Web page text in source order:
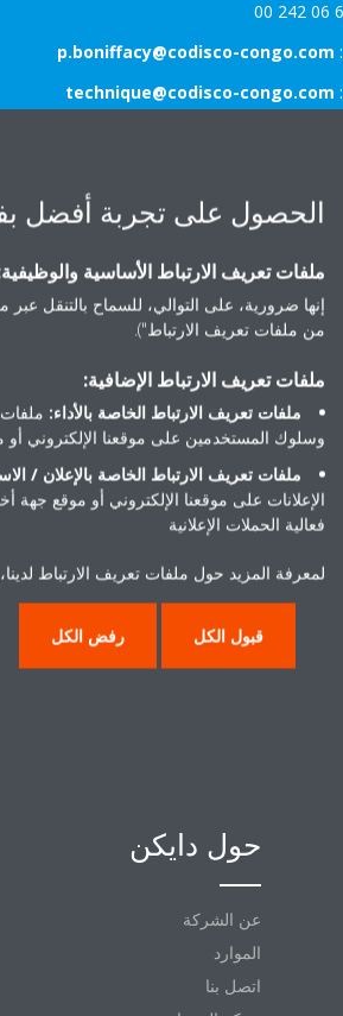
p.boniffacy@codisco-congo.com
technique@codisco-congo.com
هل
حول دايكن
عن الشركة
الموارد
اتصل بنا
الحصول على تجربة أفضل
ملفات تعريف الارتباط الأساسية
إنها ضرورية، على التوالي، للسماح بالتنقل عبر
من ملفات تعريف الارتباط").
ملفات تعريف الارتباط الإضافية:
ملفات تعريف الارتباط الخاصة بالأداء:
وسلوك المستخدمين على موقعنا الإلكتروني
ملفات تعريف الارتباط الخاصة بالإعلان /
الإعلانات على موقعنا الإلكتروني أو موقع جهة
فعالية الحملات الإعلانية
لمعرفة المزيد حول ملفات تعريف الارتباط
قبول الكل رفض الكل